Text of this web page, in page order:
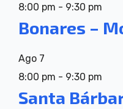
8:00 pm - 9:30 pm
Bonares –
Ago 7
8:00 pm - 9:30 pm
Santa